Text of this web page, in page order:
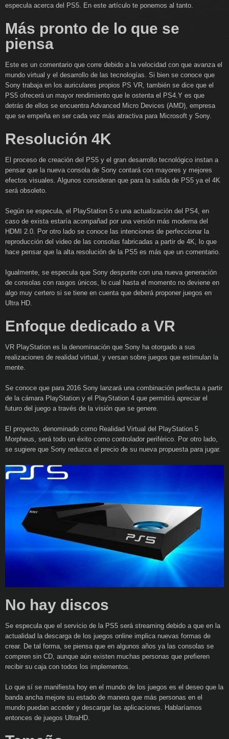
especula acerca del PS5. En este artículo te ponemos al tanto.
Más pronto de lo que se
piensa
Este es un comentario que corre debido a la velocidad con que avanza el
mundo virtual y el desarrollo de las tecnologías. Si bien se conoce que
Sony trabaja en los auriculares propios PS VR, también se dice que el
PS5 ofrecerá un mayor rendimiento que le ostenta el PS4.Y es que
detrás de ellos se encuentra Advanced Micro Devices (AMD), empresa
que se empeña en ser cada vez más atractiva para Microsoft y Sony.
Resolución 4K
El proceso de creación del PS5 y el gran desarrollo tecnológico instan a
pensar que la nueva consola de Sony contará con mayores y mejores
efectos visuales. Algunos consideran que para la salida de PS5 ya el 4K
será obsoleto.
Según se especula, el PlayStation 5 o una actualización del PS4, en
caso de exista estaría acompañad por una versión más moderna del
HDMI 2.0. Por otro lado se conoce las intenciones de perfeccionar la
reproducción del video de las consolas fabricadas a partir de 4K, lo que
hace pensar que la alta resolución de la PS5 es más que un comentario.
Igualmente, se especula que Sony despunte con una nueva generación
de consolas con rasgos únicos, lo cual hasta el momento no deviene en
algo muy certero si se tiene en cuenta que deberá proponer juegos en
Ultra HD.
Enfoque dedicado a VR
VR PlayStation es la denominación que Sony ha otorgado a sus
realizaciones de realidad virtual, y versan sobre juegos que estimulan la
mente.
Se conoce que para 2016 Sony lanzará una combinación perfecta a partir
de la cámara PlayStation y el PlayStation 4 que permitirá apreciar el
futuro del juego a través de la visión que se genere.
El proyecto, denominado como Realidad Virtual del PlayStation 5
Morpheus, será todo un éxito como controlador periférico. Por otro lado,
se sugiere que Sony reduzca el precio de su nueva propuesta para jugar.
No hay discos
Se especula que el servicio de la PS5 será streaming debido a que en la
actualidad la descarga de los juegos online implica nuevas formas de
crear. De tal forma, se piensa que en algunos años ya las consolas se
compren sin CD, aunque aún existen muchas personas que prefieren
recibir su caja con todos los implementos.
Lo que sí se manifiesta hoy en el mundo de los juegos es el deseo que la
banda ancha mejore su estado de manera que más personas en el
mundo puedan acceder y descargar las aplicaciones. Hablaríamos
entonces de juegos UltraHD.